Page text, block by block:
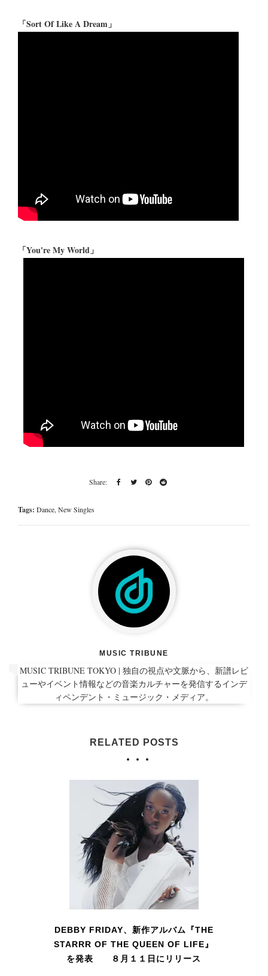
「Sort Of Like A Dream」
「You're My World」
Tags: Dance,New Singles
MUSIC TRIBUNE
MUSIC TRIBUNE TOKYO | 独自の視点や文脈から、新譜レビ
ューやイベント情報などの音楽カルチャーを発信するインデ
ィペンデント・ミュージック・メディア。
RELATED POSTS
DEBBY FRIDAY、新作アルバム『THE
STARRR OF THE QUEEN OF LIFE』
を発表 ８月１１日にリリース